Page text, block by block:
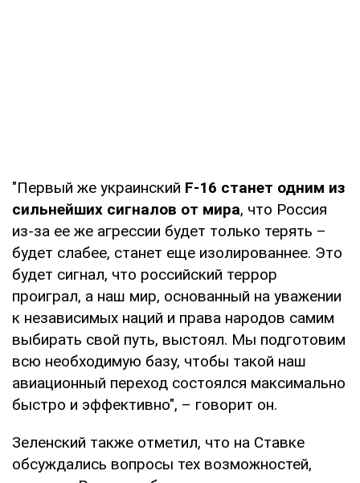
"Первый же украинский F-16 станет одним из
сильнейших сигналов от мира, что Россия
из-за ее же агрессии будет только терять –
будет слабее, станет еще изолированнее. Это
будет сигнал, что российский террор
проиграл, а наш мир, основанный на уважении
к независимых наций и права народов самим
выбирать свой путь, выстоял. Мы подготовим
всю необходимую базу, чтобы такой наш
авиационный переход состоялся максимально
быстро и эффективно", – говорит он.
Зеленский также отметил, что на Ставке
обсуждались вопросы тех возможностей,